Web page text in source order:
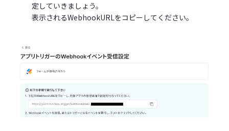
定していきましょう。
表示されるWebhookURLをコピーしてください。